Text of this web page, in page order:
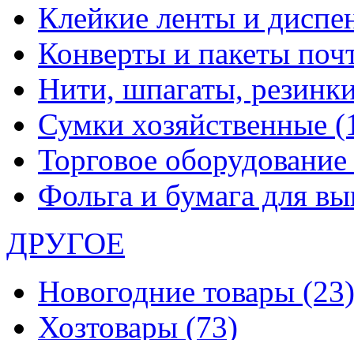
Клейкие ленты и
Конверты и пакеты
Нити, шпагаты,
Сумки хозяйственные
Торговое оборудование
Фольга и бумага для
ДРУГОЕ
Новогодние товары (23)
Хозтовары (73)